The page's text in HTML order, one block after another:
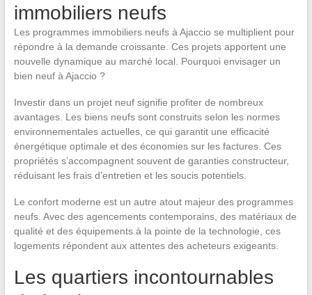
immobiliers neufs
Les programmes immobiliers neufs à Ajaccio se multiplient pour
répondre à la demande croissante. Ces projets apportent une
nouvelle dynamique au marché local. Pourquoi envisager un
bien neuf à Ajaccio ?
Investir dans un projet neuf signifie profiter de nombreux
avantages. Les biens neufs sont construits selon les normes
environnementales actuelles, ce qui garantit une efficacité
énergétique optimale et des économies sur les factures. Ces
propriétés s’accompagnent souvent de garanties constructeur,
réduisant les frais d’entretien et les soucis potentiels.
Le confort moderne est un autre atout majeur des programmes
neufs. Avec des agencements contemporains, des matériaux de
qualité et des équipements à la pointe de la technologie, ces
logements répondent aux attentes des acheteurs exigeants.
Les quartiers incontournables